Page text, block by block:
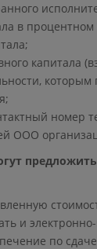
в
капитала
номер
ООО
и
по